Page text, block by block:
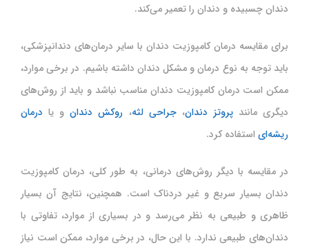
دندان چسبیده و دندان را تعمیر می‌کند.
برای مقایسه درمان کامپوزیت دندان با سایر درمان‌های دندانپزشکی،
باید توجه به نوع درمان و مشکل دندان داشته باشیم. در برخی موارد،
ممکن است درمان کامپوزیت دندان مناسب نباشد و باید از روش‌های
دیگری مانندپروتز دندان،جراحی لثه، روکش دندانو یا درمان
ریشه‌ای استفاده کرد.
در مقایسه با دیگر روش‌های درمانی، به طور کلی، درمان کامپوزیت
دندان بسیار سریع و غیر دردناک است. همچنین، نتایج آن بسیار
ظاهری و طبیعی به نظر می‌رسد و در بسیاری از موارد، تفاوتی با
دندان‌های طبیعی ندارد. با این حال، در برخی موارد، ممکن است نیاز